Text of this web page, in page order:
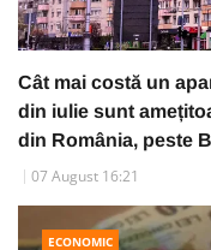
Cât mai costă un
din iulie sunt
din România, peste
07 August 16:21
ECONOMIC